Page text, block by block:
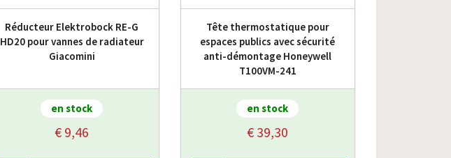
Réducteur Elektrobock RE-G
HD20 pour vannes de radiateur
Giacomini
en stock
€ 9,46
Tête thermostatique pour
espaces publics avec sécurité
anti-démontage Honeywell
T100VM-241
en stock
€ 39,30